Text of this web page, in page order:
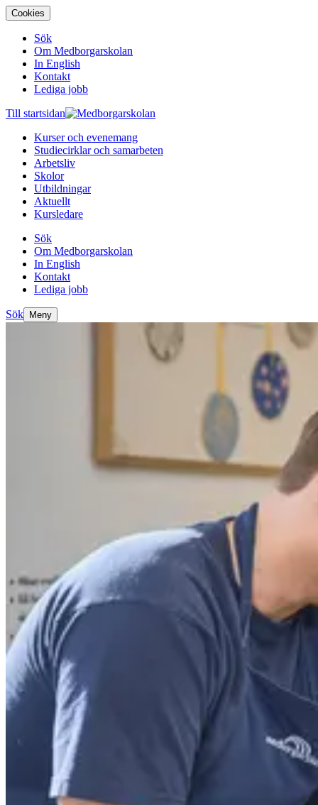
Cookies
Sök
Om Medborgarskolan
In English
Kontakt
Lediga jobb
Till startsidan
Kurser och evenemang
Studiecirklar och samarbeten
Arbetsliv
Skolor
Utbildningar
Aktuellt
Kursledare
Sök
Om Medborgarskolan
In English
Kontakt
Lediga jobb
Sök Meny